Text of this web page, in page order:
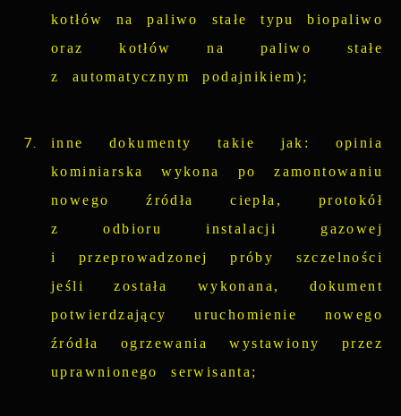
kotłów na paliwo stałe typu biopaliwo
oraz kotłów na paliwo stałe
z automatycznym podajnikiem);
inne dokumenty takie jak: opinia
kominiarska wykona po zamontowaniu
nowego źródła ciepła, protokół
z odbioru instalacji gazowej
i przeprowadzonej próby szczelności
jeśli została wykonana, dokument
potwierdzający uruchomienie nowego
źródła ogrzewania wystawiony przez
uprawnionego serwisanta;